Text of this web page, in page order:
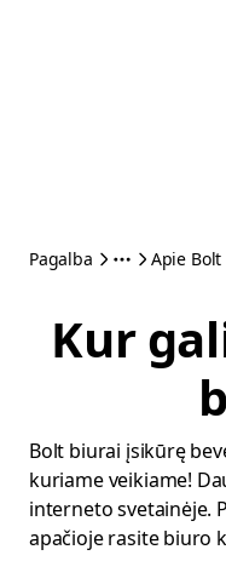
Pagalba Apie Bolt
Kur
Bolt biurai įsikūrę
kuriame veikiame!
interneto svetainėje.
apačioje rasite biuro